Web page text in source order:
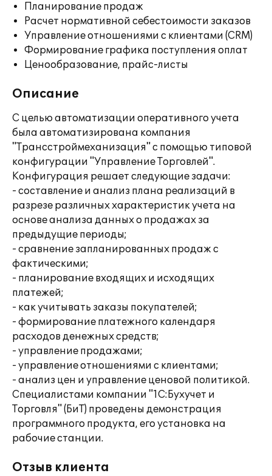
Планирование продаж
Расчет нормативной себестоимости заказов
Управление отношениями с клиентами (CRM)
Формирование графика поступления оплат
Ценообразование, прайс-листы
Описание
С целью автоматизации оперативного учета
была автоматизирована компания
"Трансстроймеханизация" с помощью типовой
конфигурации "Управление Торговлей".
Конфигурация решает следующие задачи:
- составление и анализ плана реализаций в
разрезе различных характеристик учета на
основе анализа данных о продажах за
предыдущие периоды;
- сравнение запланированных продаж с
фактическими;
- планирование входящих и исходящих
платежей;
- как учитывать заказы покупателей;
- формирование платежного календаря
расходов денежных средств;
- управление продажами;
- управление отношениями с клиентами;
- анализ цен и управление ценовой политикой.
Специалистами компании "1С:Бухучет и
Торговля" (БиТ) проведены демонстрация
программного продукта, его установка на
рабочие станции.
Отзыв клиента